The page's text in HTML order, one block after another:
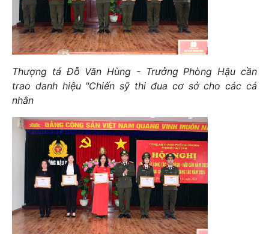
Thượng tá Đỗ Văn Hùng - Trưởng Phòng Hậu cần
trao danh hiệu "Chiến sỹ thi đua cơ sở cho các cá
nhân